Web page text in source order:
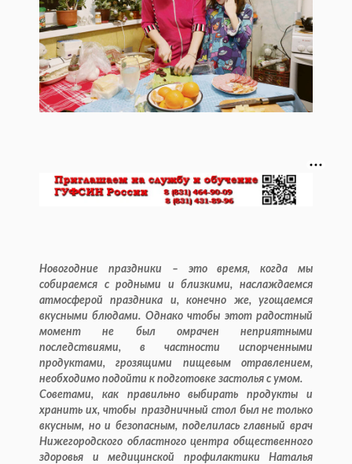
Новогодние праздники – это время, когда мы
собираемся с родными и близкими, наслаждаемся
атмосферой праздника и, конечно же, угощаемся
вкусными блюдами. Однако чтобы этот радостный
момент не был омрачен неприятными
последствиями, в частности испорченными
продуктами, грозящими пищевым отравлением,
необходимо подойти к подготовке застолья с умом.
Советами, как правильно выбирать продукты и
хранить их, чтобы праздничный стол был не только
вкус­ным, но и безопасным, поделилась главный врач
Нижегородского областного центра общественного
здоровья и медицинской профилактики Наталья